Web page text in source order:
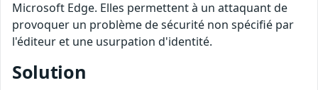
Microsoft Edge. Elles permettent à un attaquant de
provoquer un problème de sécurité non spécifié par
l'éditeur et une usurpation d'identité.
Solution